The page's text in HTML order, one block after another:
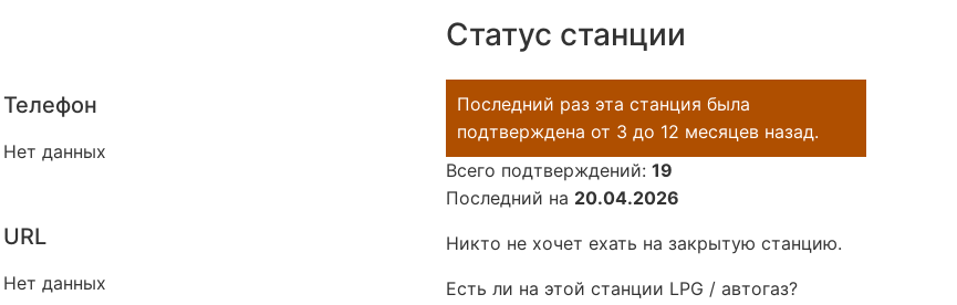
Телефон
Нет данных
URL
Нет данных
Статус станции
Последний раз эта станция была
подтверждена от 3 до 12 месяцев назад.
Всего подтверждений: 19
Последний на 20.04.2026
Никто не хочет ехать на закрытую станцию.
Есть ли на этой станции LPG / автогаз?